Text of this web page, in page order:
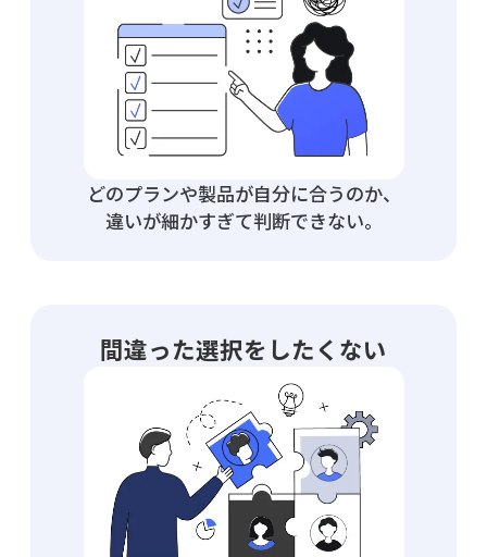
どのプランや製品が自分に合うのか、
違いが細かすぎて判断できない。
間違った選択をしたくない